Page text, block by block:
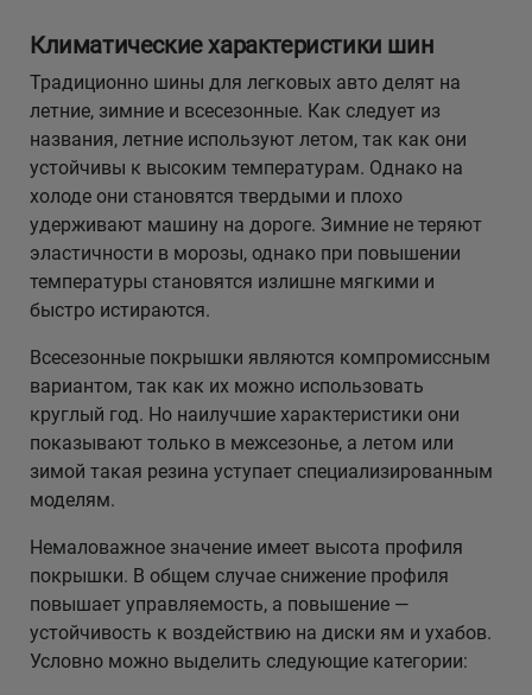
Климатические характеристики шин
Традиционно шины для легковых авто делят на
летние, зимние и всесезонные. Как следует из
названия, летние используют летом, так как они
устойчивы к высоким температурам. Однако на
холоде они становятся твердыми и плохо
удерживают машину на дороге. Зимние не теряют
эластичности в морозы, однако при повышении
температуры становятся излишне мягкими и
быстро истираются.
Всесезонные покрышки являются компромиссным
вариантом, так как их можно использовать
круглый год. Но наилучшие характеристики они
показывают только в межсезонье, а летом или
зимой такая резина уступает специализированным
моделям.
Немаловажное значение имеет высота профиля
покрышки. В общем случае снижение профиля
повышает управляемость, а повышение —
устойчивость к воздействию на диски ям и ухабов.
Условно можно выделить следующие категории: